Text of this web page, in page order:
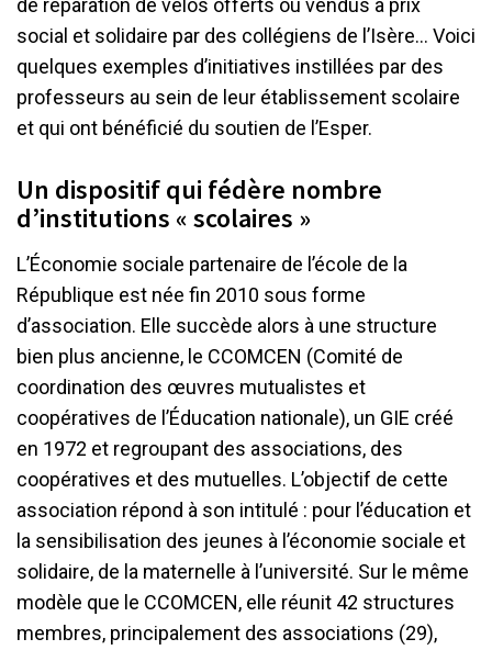
de réparation de vélos offerts ou vendus à prix
social et solidaire par des collégiens de l’Isère… Voici
quelques exemples d’initiatives instillées par des
professeurs au sein de leur établissement scolaire
et qui ont bénéficié du soutien de l’Esper.
Un dispositif qui fédère nombre
d’institutions « scolaires »
L’Économie sociale partenaire de l’école de la
République est née fin 2010 sous forme
d’association. Elle succède alors à une structure
bien plus ancienne, le CCOMCEN (Comité de
coordination des œuvres mutualistes et
coopératives de l’Éducation nationale), un GIE créé
en 1972 et regroupant des associations, des
coopératives et des mutuelles. L’objectif de cette
association répond à son intitulé : pour l’éducation et
la sensibilisation des jeunes à l’économie sociale et
solidaire, de la maternelle à l’université. Sur le même
modèle que le CCOMCEN, elle réunit 42 structures
membres, principalement des associations (29),